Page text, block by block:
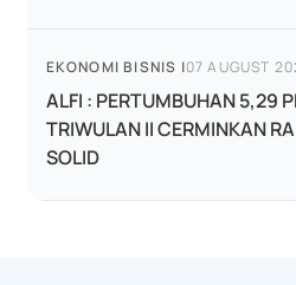
EKONOMI BISNIS |07 AUGUST
ALFI : PERTUMBUHAN 5,29
TRIWULAN II CERMINKAN
SOLID